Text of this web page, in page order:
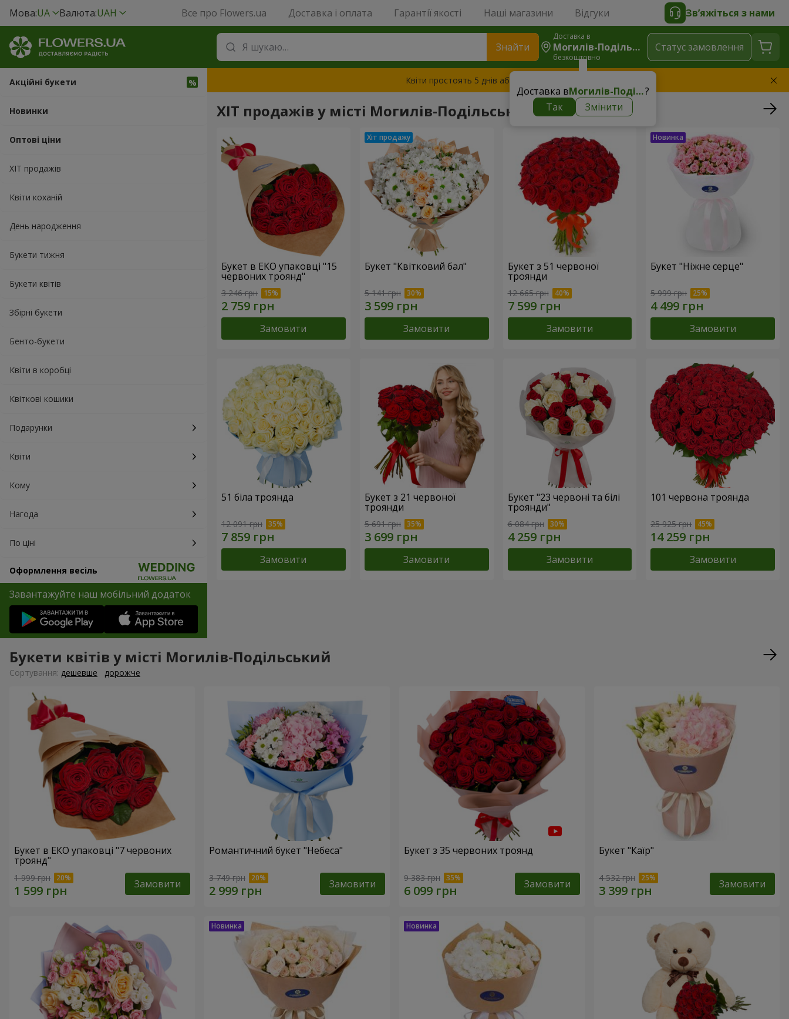
Мова:UA Валюта:UAH Все про Flowers.ua Доставка і оплата Гарантії якості Наші магазини Відгуки Зв’яжіться з нами
Знайти
Доставка в
Могилів-Подільський
безкоштовно
Доставка в Могилів-Подільський?
Так
Змінити
Статус замовлення
Акційні букети
Новинки
Оптові ціни
ХІТ продажів
Квіти коханій
День народження
Букети тижня
Букети квітів
Збірні букети
Бенто-букети
Квіти в коробці
Квіткові кошики
Подарунки
Квіти
Кому
Нагода
По ціні
Оформлення весіль
Завантажуйте наш мобільний додаток
Квіти простоять 5 днів або замінимо букет
ХІТ продажів у місті Могилів-Подільський
Букет в ЕКО упаковці "15
червоних троянд"
3 246 грн
Замовити
Букет "Квітковий бал"
5 141 грн
Замовити
Букет з 51 червоної
троянди
12 665 грн
Замовити
Букет "Ніжне серце"
5 999 грн
Замовити
51 біла троянда
12 091 грн
Замовити
Букет з 21 червоної
троянди
5 691 грн
Замовити
Букет "23 червоні та білі
троянди"
6 084 грн
Замовити
101 червона троянда
25 925 грн
Замовити
Букети квітів у місті Могилів-Подільський
Сортування: дешевше дорожче
Букет в ЕКО упаковці "7 червоних
троянд"
1 999 грн Замовити
Романтичний букет "Небеса"
3 749 грн Замовити
Букет з 35 червоних троянд
9 383 грн Замовити
Букет "Каїр"
4 532 грн Замовити